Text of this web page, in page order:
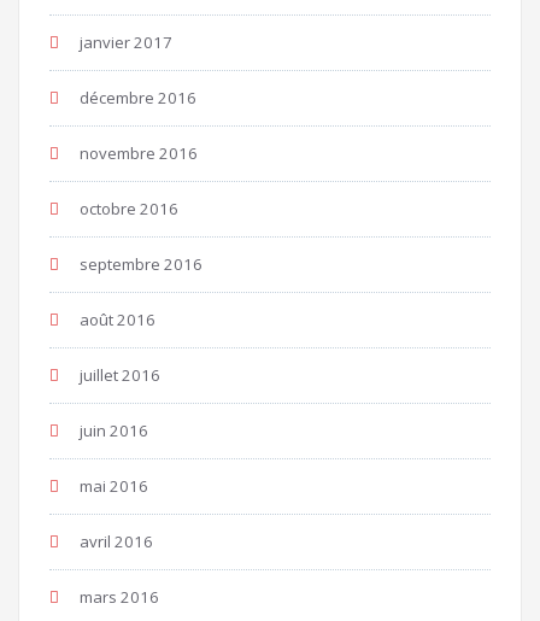
janvier 2017
décembre 2016
novembre 2016
octobre 2016
septembre 2016
août 2016
juillet 2016
juin 2016
mai 2016
avril 2016
mars 2016